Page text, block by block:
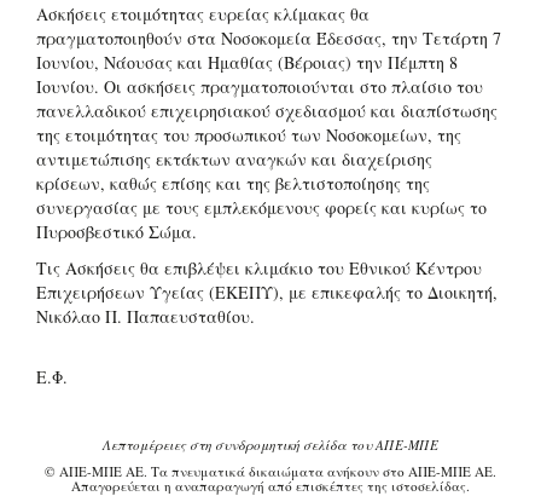
Ασκήσεις ετοιμότητας ευρείας κλίμακας θα
πραγματοποιηθούν στα Νοσοκομεία Έδεσσας, την Τετάρτη 7
Ιουνίου, Νάουσας και Ημαθίας (Βέροιας) την Πέμπτη 8
Ιουνίου. Οι ασκήσεις πραγματοποιούνται στο πλαίσιο του
πανελλαδικού επιχειρησιακού σχεδιασμού και διαπίστωσης
της ετοιμότητας του προσωπικού των Νοσοκομείων, της
αντιμετώπισης εκτάκτων αναγκών και διαχείρισης
κρίσεων, καθώς επίσης και της βελτιστοποίησης της
συνεργασίας με τους εμπλεκόμενους φορείς και κυρίως το
Πυροσβεστικό Σώμα.
Τις Ασκήσεις θα επιβλέψει κλιμάκιο του Εθνικού Κέντρου
Επιχειρήσεων Υγείας (ΕΚΕΠΥ), με επικεφαλής το Διοικητή,
Νικόλαο Π. Παπαευσταθίου.
Ε.Φ.
Λεπτομέρειες στη συνδρομητική σελίδα του ΑΠΕ-ΜΠΕ
© ΑΠΕ-ΜΠΕ ΑΕ. Τα πνευματικά δικαιώματα ανήκουν στο ΑΠΕ-ΜΠΕ ΑΕ.
Απαγορεύεται η αναπαραγωγή από επισκέπτες της ιστοσελίδας.